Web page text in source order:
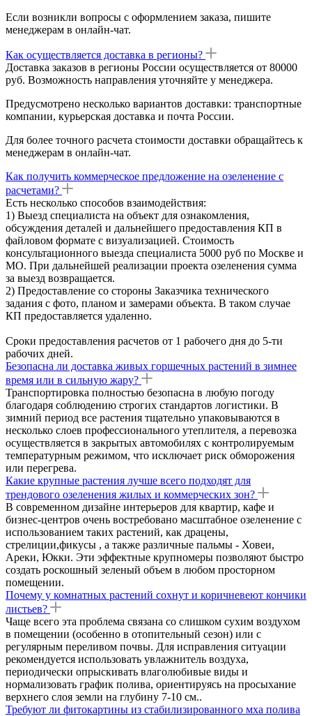
Если возникли вопросы с оформлением заказа, пишите
менеджерам в онлайн-чат.
Как осуществляется доставка в регионы?
Доставка заказов в регионы России осуществляется от 80000
руб. Возможность направления уточняйте у менеджера.
Предусмотрено несколько вариантов доставки: транспортные
компании, курьерская доставка и почта России.
Для более точного расчета стоимости доставки обращайтесь к
менеджерам в онлайн-чат.
Как получить коммерческое предложение на озеленение с
расчетами?
Есть несколько способов взаимодействия:
1) Выезд специалиста на объект для ознакомления,
обсуждения деталей и дальнейшего предоставления КП в
файловом формате с визуализацией. Стоимость
консультационного выезда специалиста 5000 руб по Москве и
МО. При дальнейшей реализации проекта озеленения сумма
за выезд возвращается.
2) Предоставление со стороны Заказчика технического
задания с фото, планом и замерами объекта. В таком случае
КП предоставляется удаленно.
Сроки предоставления расчетов от 1 рабочего дня до 5-ти
рабочих дней.
Безопасна ли доставка живых горшечных растений в зимнее
время или в сильную жару?
Транспортировка полностью безопасна в любую погоду
благодаря соблюдению строгих стандартов логистики. В
зимний период все растения тщательно упаковываются в
несколько слоев профессионального утеплителя, а перевозка
осуществляется в закрытых автомобилях с контролируемым
температурным режимом, что исключает риск обморожения
или перегрева.
Какие крупные растения лучше всего подходят для
трендового озеленения жилых и коммерческих зон?
В современном дизайне интерьеров для квартир, кафе и
бизнес-центров очень востребовано масштабное озеленение с
использованием таких растений, как драцены,
стрелиции,фикусы , а также различные пальмы - Ховеи,
Ареки, Юкки. Эти эффектные крупномеры позволяют быстро
создать роскошный зеленый объем в любом просторном
помещении.
Почему у комнатных растений сохнут и коричневеют кончики
листьев?
Чаще всего эта проблема связана со слишком сухим воздухом
в помещении (особенно в отопительный сезон) или с
регулярным переливом почвы. Для исправления ситуации
рекомендуется использовать увлажнитель воздуха,
периодически опрыскивать влаголюбивые виды и
нормализовать график полива, ориентируясь на просыхание
верхнего слоя земли на глубину 7-10 см..
Требуют ли фитокартины из стабилизированного мха полива